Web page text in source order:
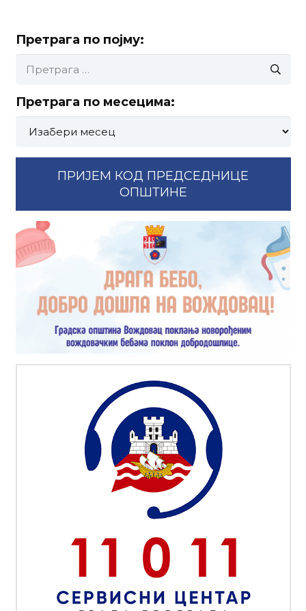
Претрага по појму:
за:
Претрага по месецима:
месецима:
ПРИЈЕМ КОД ПРЕДСЕДНИЦЕ
ОПШТИНЕ